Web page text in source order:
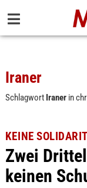
Iraner
Schlagwort Iranerin
KEINE
Zwei
keinen